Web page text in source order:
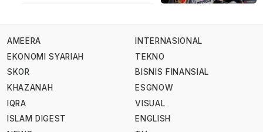
AMEERA
EKONOMI SYARIAH
SKOR
KHAZANAH
IQRA
ISLAM DIGEST
INTERNASIONAL
TEKNO
BISNIS FINANSIAL
ESGNOW
VISUAL
ENGLISH